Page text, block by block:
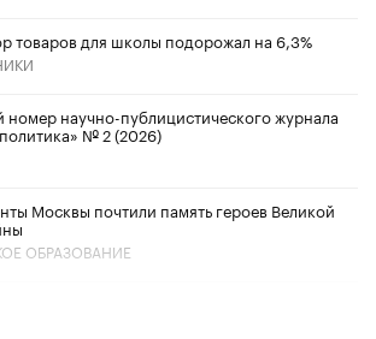
товаров для школы подорожал на 6,3%
номер научно-публицистического журнала
№ 2 (2026)
Москвы почтили память героев Великой
ОБРАЗОВАНИЕ